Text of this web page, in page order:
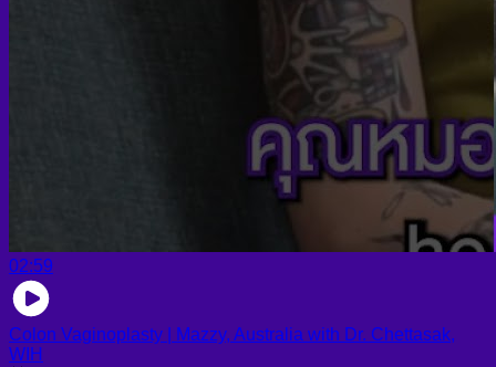
02:59
Colon Vaginoplasty | Mazzy, Australia with Dr. Chettasak,
WIH